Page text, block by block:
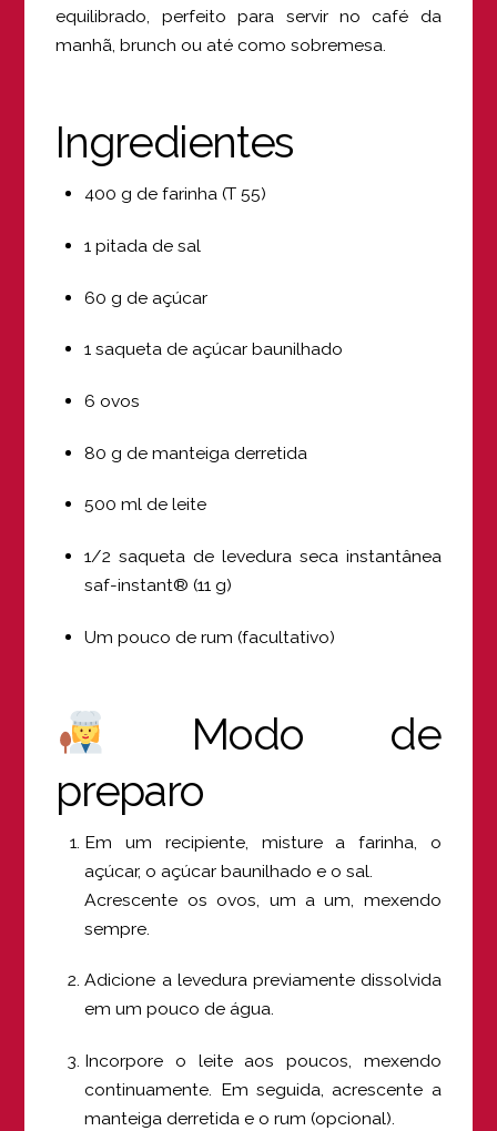
equilibrado, perfeito para servir no café da
manhã, brunch ou até como sobremesa.
Ingredientes
400 g de farinha (T 55)
1 pitada de sal
60 g de açúcar
1 saqueta de açúcar baunilhado
6 ovos
80 g de manteiga derretida
500 ml de leite
1/2 saqueta de levedura seca instantânea
saf-instant® (11 g)
Um pouco de rum (facultativo)
Modo de
preparo
Em um recipiente, misture a farinha, o
açúcar, o açúcar baunilhado e o sal.
Acrescente os ovos, um a um, mexendo
sempre.
Adicione a levedura previamente dissolvida
em um pouco de água.
Incorpore o leite aos poucos, mexendo
continuamente. Em seguida, acrescente a
manteiga derretida e o rum (opcional).